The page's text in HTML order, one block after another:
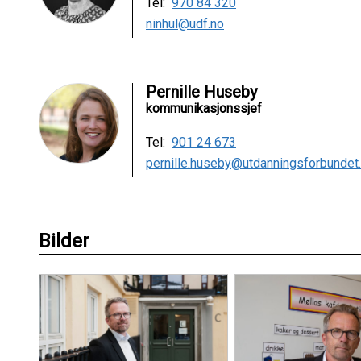
ninhul@udf.no
Pernille Huseby
kommunikasjonssjef
Tel: 901 24 673
Bilder